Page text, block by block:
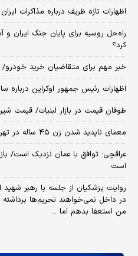
اظهارات تازه ظریف درباره مذاکرات
راه‌حل روسیه برای پایان جنگ ایران و
کرد؟
خبر مهم برای متقاضیان خرید خودرو/ این خودرو ۸۰
اظهارات رئیس جمهور اوکراین
طوفان قیمت در بازار لبنیات/ قیمت
معمای ناپدید شدن زن ۴۵ ساله در تهران کشف شد+ جزئیات
عراقچی: توافق با عمان نزدیک است/
است
روایت پزشکیان از جلسه با رهبر شهید
در داخل نمی‌خواهند تحریم‌ها
من استعفا بدهم اما ...